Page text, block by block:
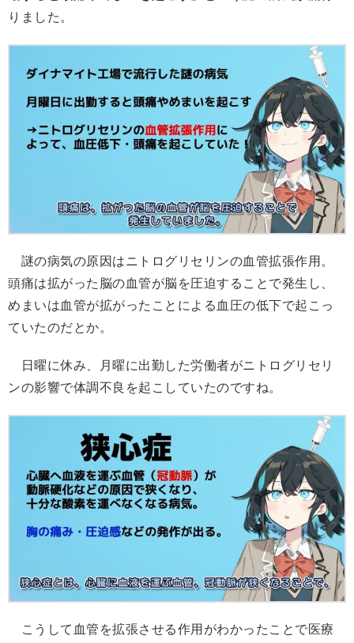
りました。
謎の病気の原因はニトログリセリンの血管拡張作用。
頭痛は拡がった脳の血管が脳を圧迫することで発生し、
めまいは血管が拡がったことによる血圧の低下で起こっ
ていたのだとか。
日曜に休み、月曜に出勤した労働者がニトログリセリ
ンの影響で体調不良を起こしていたのですね。
こうして血管を拡張させる作用がわかったことで医療